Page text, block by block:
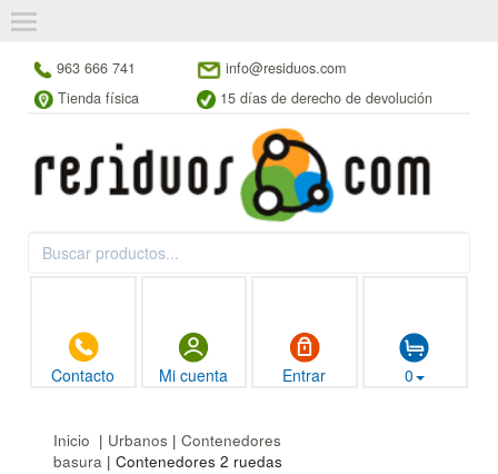
963 666 741
info@residuos.com
Tienda física
15 días de derecho de devolución
Contacto Mi cuenta Entrar 0
Inicio | Urbanos | Contenedores
basura | Contenedores 2 ruedas